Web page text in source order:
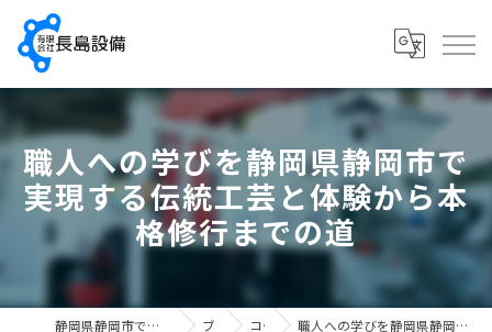
職人への学びを静岡県静岡市で
実現する伝統工芸と体験から本
格修行までの道
静岡県静岡市で配管工の求人なら有限会社長島設備 ブログ コラム 職人への学びを静岡県静岡市で実現する伝統工芸と体験から本格修行までの道